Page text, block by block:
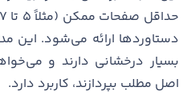
دستاوردها ارائه می‌شود. این
بسیار درخشانی دارند و
اصل مطلب بپردازند، کاربرد دارد.